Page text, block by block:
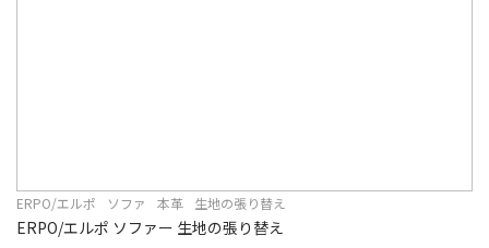
ERPO/エルポ ソファ 本革 生地の張り替え
ERPO/エルポ ソファー 生地の張り替え